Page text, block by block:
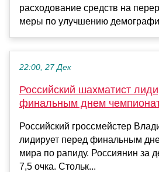
расходование средств на
меры по улучшению
22:00, 27 Дек
Российский шахматист
финальным днем
Российский гроссмейстер
лидирует перед финальным
мира по рапиду. Россиянин за
7,5 очка. Стольк...